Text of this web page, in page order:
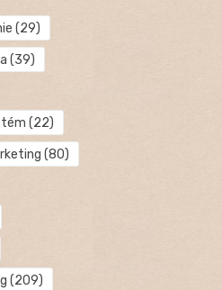
(29)
(39)
(22)
(80)
(209)